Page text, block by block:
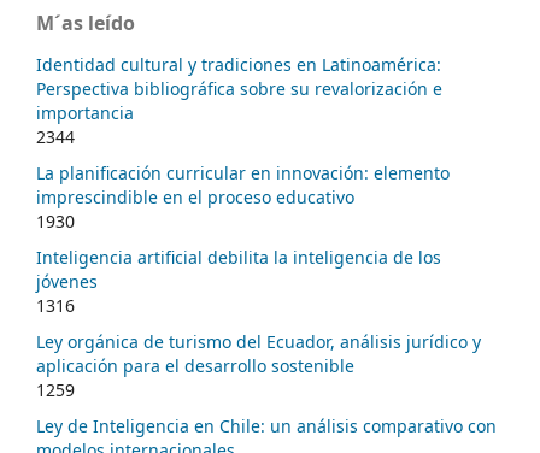
M´as leído
Identidad cultural y tradiciones en Latinoamérica:
Perspectiva bibliográfica sobre su revalorización e
importancia
2344
La planificación curricular en innovación: elemento
imprescindible en el proceso educativo
1930
Inteligencia artificial debilita la inteligencia de los
jóvenes
1316
Ley orgánica de turismo del Ecuador, análisis jurídico y
aplicación para el desarrollo sostenible
1259
Ley de Inteligencia en Chile: un análisis comparativo con